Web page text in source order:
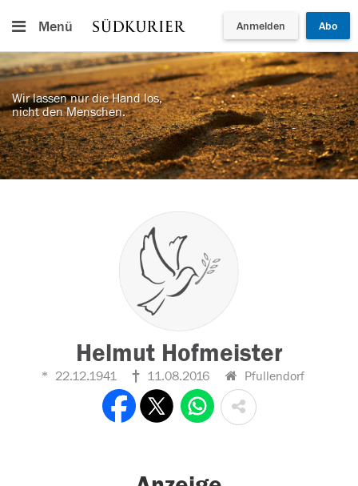
Menü Anmelden Abo
Wir lassen nur die Hand los,
nicht den Menschen.
Helmut Hofmeister
22.12.1941 11.08.2016 Pfullendorf